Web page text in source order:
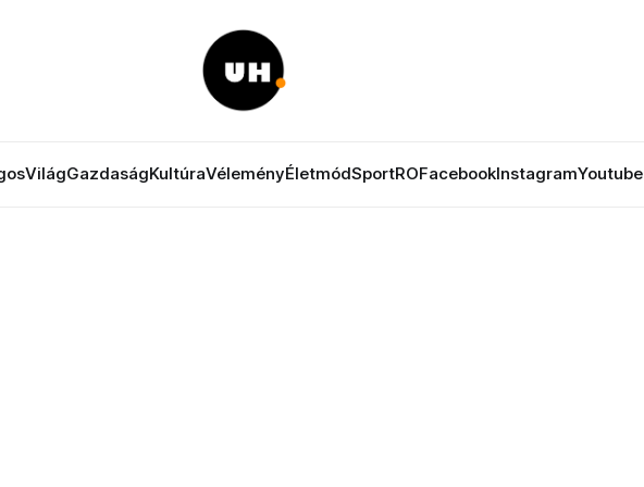
VilágGazdaságKultúraVéleményÉletmódSportROFacebookInstagramYoutube